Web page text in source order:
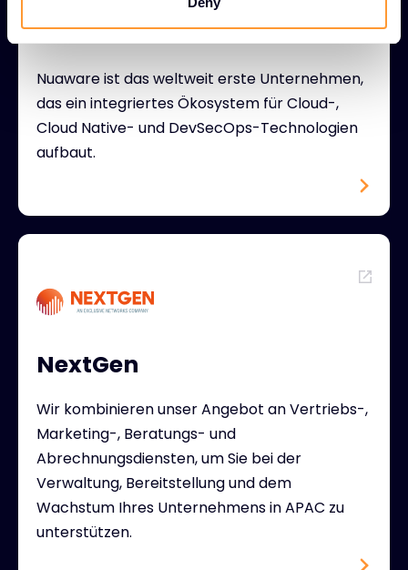
Nuaware
Nuaware ist das weltweit erste Unternehmen,
das ein integriertes Ökosystem für Cloud-,
Cloud Native- und DevSecOps-Technologien
aufbaut.
NextGen
Wir kombinieren unser Angebot an Vertriebs-,
Marketing-, Beratungs- und
Abrechnungsdiensten, um Sie bei der
Verwaltung, Bereitstellung und dem
Wachstum Ihres Unternehmens in APAC zu
unterstützen.